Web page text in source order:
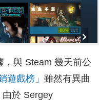
，與 Steam 幾天前公
遊戲榜」 雖然有異曲
由於 Sergey